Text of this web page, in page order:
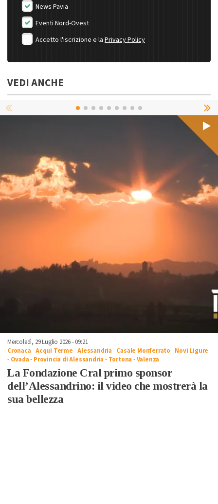
News Pavia
Eventi Nord-Ovest
Accetto l'iscrizione e la Privacy Policy
VEDI ANCHE
Mercoledì, 29 Luglio 2026 - 09:21
Cronaca-Acqui Terme -Alessandria -Casale Monferrato -Novi Ligure
- Ovada- Provincia di Alessandria - Tortona -Valenza
La Fondazione Cral primo sponsor
dell’Alessandrino: il video che mostrerà la
sua bellezza